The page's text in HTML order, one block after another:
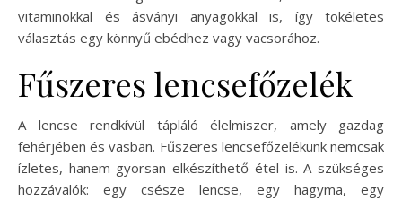
vitaminokkal és ásványi anyagokkal is, így tökéletes
választás egy könnyű ebédhez vagy vacsorához.
Fűszeres lencsefőzelék
A lencse rendkívül tápláló élelmiszer, amely gazdag
fehérjében és vasban. Fűszeres lencsefőzelékünk nemcsak
ízletes, hanem gyorsan elkészíthető étel is. A szükséges
hozzávalók: egy csésze lencse, egy hagyma, egy